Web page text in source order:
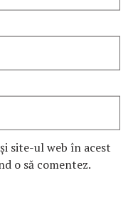
site-ul web în acest
o să comentez.